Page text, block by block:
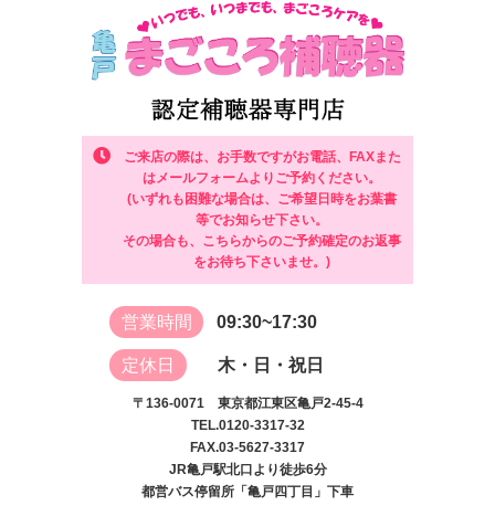
ご来店の際は、お手数ですがお電話、FAXまた
はメールフォームよりご予約ください。
(いずれも困難な場合は、ご希望日時をお葉書
等でお知らせ下さい。
その場合も、こちらからのご予約確定のお返事
をお待ち下さいませ。)
営業時間 09:30~17:30
定休日 木・日・祝日
〒136-0071 東京都江東区亀戸2-45-4
TEL.0120-3317-32
FAX.03-5627-3317
JR亀戸駅北口より徒歩6分
都営バス停留所「亀戸四丁目」下車